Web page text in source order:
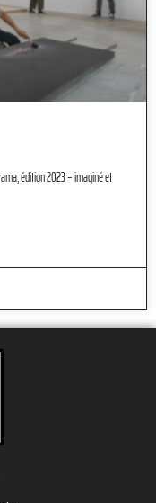
édition 2023 – imaginé et